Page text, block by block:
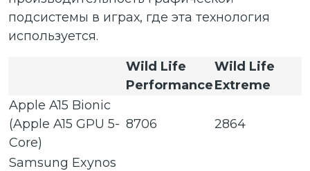
подсистемы в играх, где эта технология
используется.
Wild Life
Performance
Wild Life
Extreme
Apple A15 Bionic
(Apple A15 GPU 5-
Core)
8706 2864
Samsung Exynos